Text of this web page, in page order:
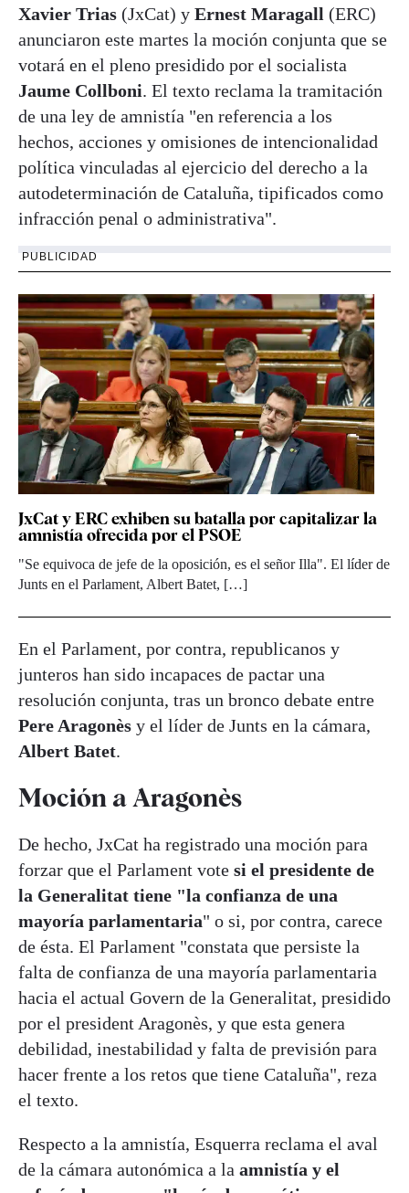
Xavier Trias (JxCat) y Ernest Maragall (ERC)
anunciaron este martes la moción conjunta que se
votará en el pleno presidido por el socialista
Jaume Collboni. El texto reclama la tramitación
de una ley de amnistía "en referencia a los
hechos, acciones y omisiones de intencionalidad
política vinculadas al ejercicio del derecho a la
autodeterminación de Cataluña, tipificados como
infracción penal o administrativa".
PUBLICIDAD
JxCat y ERC exhiben su batalla por capitalizar la
amnistía ofrecida por el PSOE
"Se equivoca de jefe de la oposición, es el señor Illa". El líder de
Junts en el Parlament, Albert Batet, […]
En el Parlament, por contra, republicanos y
junteros han sido incapaces de pactar una
resolución conjunta, tras un bronco debate entre
Pere Aragonès y el líder de Junts en la cámara,
Albert Batet.
Moción a Aragonès
De hecho, JxCat ha registrado una moción para
forzar que el Parlament vote si el presidente de
la Generalitat tiene "la confianza de una
mayoría parlamentaria" o si, por contra, carece
de ésta. El Parlament "constata que persiste la
falta de confianza de una mayoría parlamentaria
hacia el actual Govern de la Generalitat, presidido
por el president Aragonès, y que esta genera
debilidad, inestabilidad y falta de previsión para
hacer frente a los retos que tiene Cataluña", reza
el texto.
Respecto a la amnistía, Esquerra reclama el aval
de la cámara autonómica a la amnistía y el